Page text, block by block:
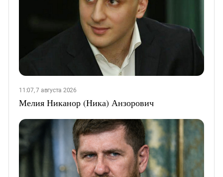
11:07, 7 августа 2026
Мелия Никанор (Ника) Анзорович